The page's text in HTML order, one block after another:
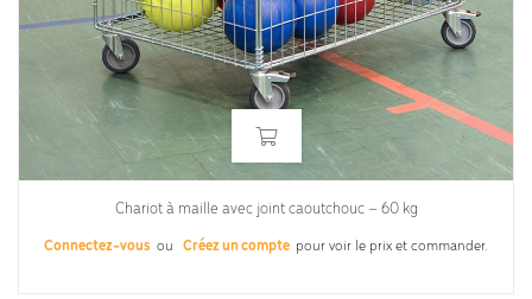
Chariot à maille avec joint caoutchouc – 60 kg
Connectez-vous ou Créez un compte pour voir le prix et commander.